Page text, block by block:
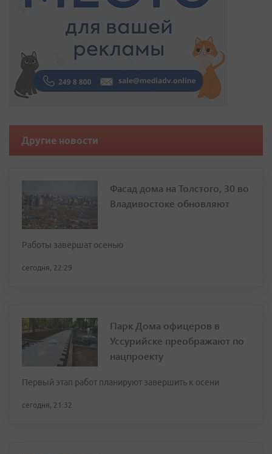
Другие новости
Фасад дома на Толстого, 30 во
Владивостоке обновляют
Работы завершат осенью
сегодня, 22:29
Парк Дома офицеров в
Уссурийске преображают по
нацпроекту
Первый этап работ планируют завершить к осени
сегодня, 21:32